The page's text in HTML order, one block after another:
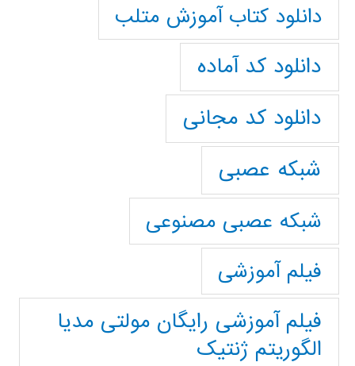
دانلود کتاب آموزش متلب
دانلود کد آماده
دانلود کد مجانی
شبکه عصبی
شبکه عصبی مصنوعی
فیلم آموزشی
فیلم آموزشی رایگان مولتی مدیا
الگوریتم ژنتیک